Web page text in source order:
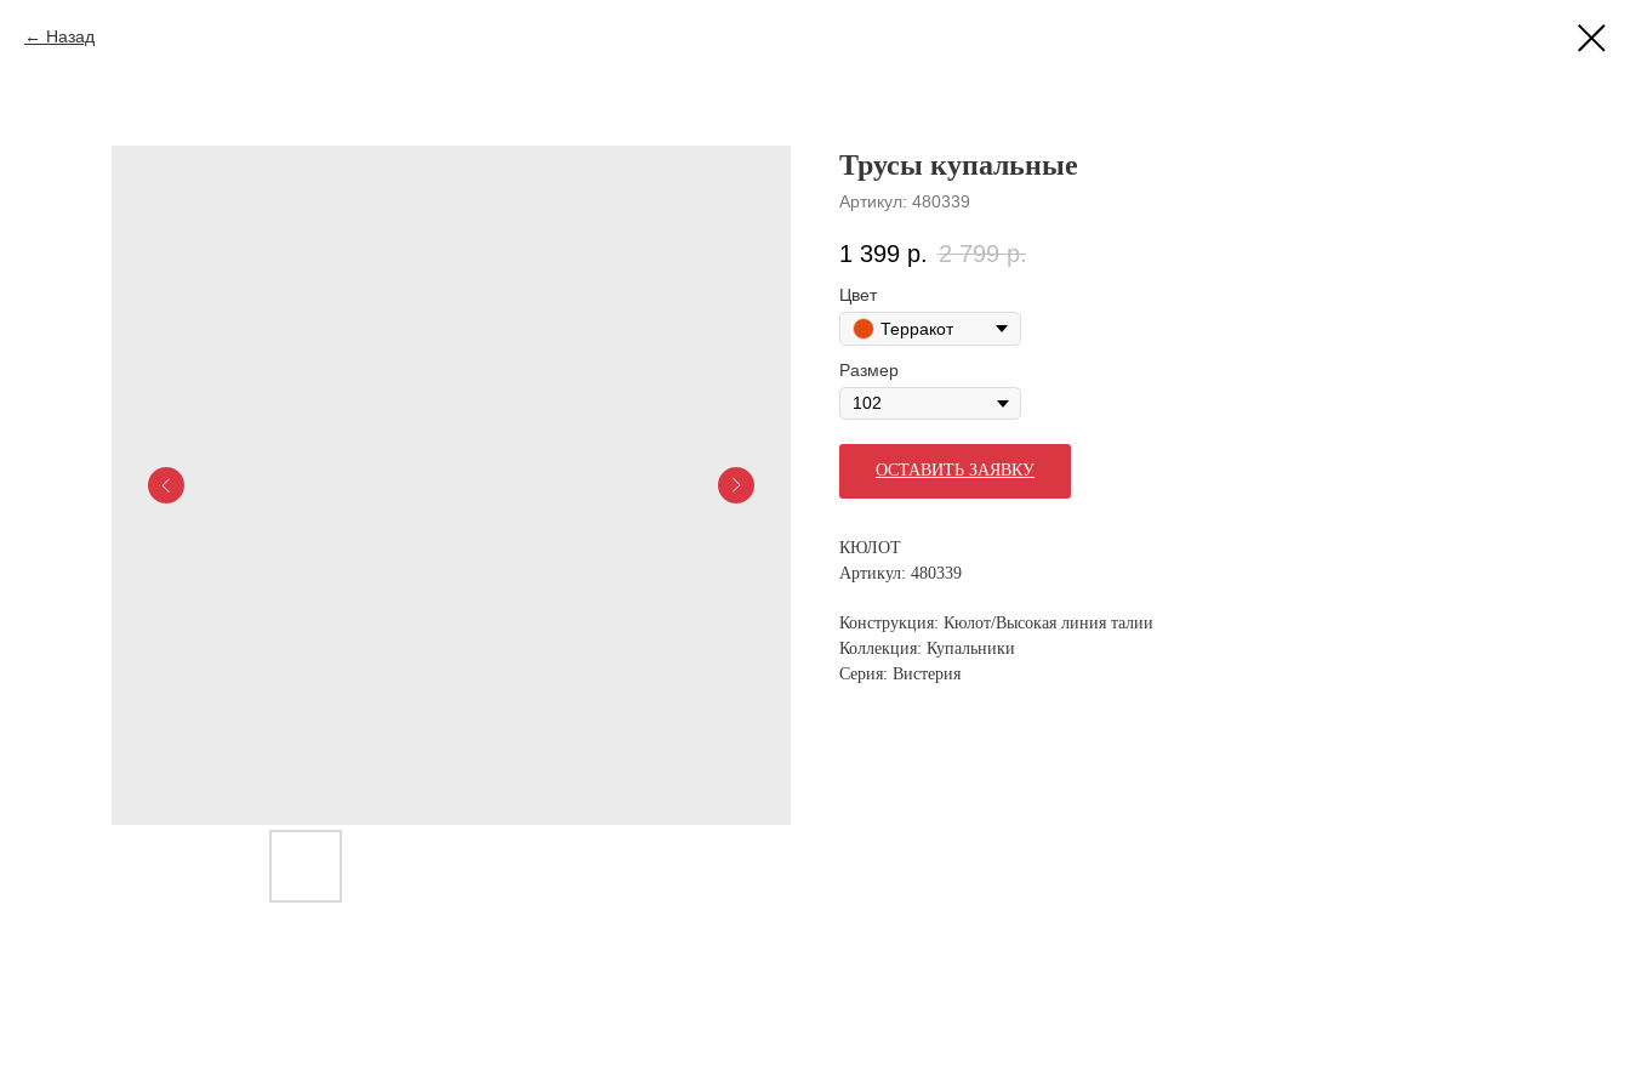
Назад
Трусы купальные
Артикул: 480339
1 399 р. 2 799 р.
Цвет
Терракот
Размер
ОСТАВИТЬ ЗАЯВКУ
КЮЛОТ
Артикул: 480339
Конструкция: Кюлот/Высокая линия талии
Коллекция: Купальники
Серия: Вистерия